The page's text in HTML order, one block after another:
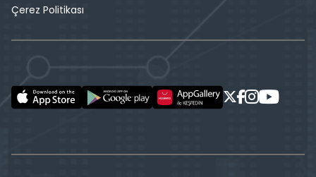
Çerez Politikası